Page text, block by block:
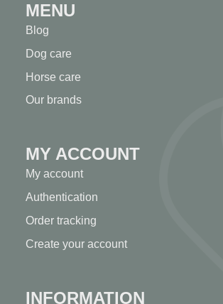
MENU
Blog
Dog care
Horse care
Our brands
MY ACCOUNT
My account
Authentication
Order tracking
Create your account
INFORMATION